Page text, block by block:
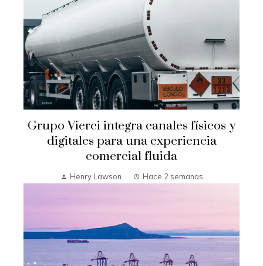
Grupo Vierci integra canales físicos y
digitales para una experiencia
comercial fluida
Henry Lawson Hace 2 semanas